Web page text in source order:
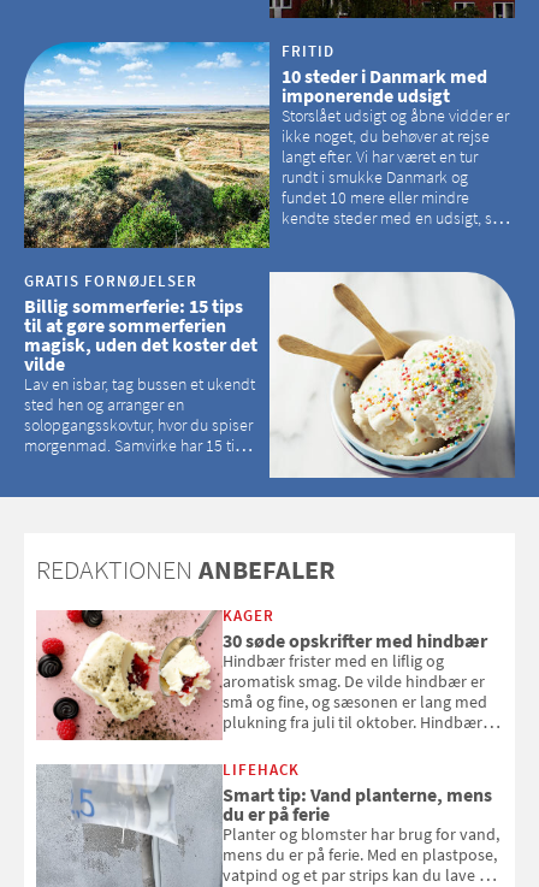
hvilke kirker, der er en omvej værd
FRITID
10 steder i Danmark med
imponerende udsigt
Storslået udsigt og åbne vidder er
ikke noget, du behøver at rejse
langt efter. Vi har været en tur
rundt i smukke Danmark og
fundet 10 mere eller mindre
kendte steder med en udsigt, som
GRATIS FORNØJELSER
Billig sommerferie: 15 tips
til at gøre sommerferien
magisk, uden det koster det
vilde
Lav en isbar, tag bussen et ukendt
sted hen og arranger en
solopgangsskovtur, hvor du spiser
morgenmad. Samvirke har 15 tips
REDAKTIONEN ANBEFALER
KAGER
30 søde opskrifter med hindbær
Hindbær frister med en liflig og
aromatisk smag. De vilde hindbær er
små og fine, og sæsonen er lang med
plukning fra juli til oktober. Hindbær
kan bruge dine hindbær i alt fra
bagværk og salater til is og syltning.
LIFEHACK
Smart tip: Vand planterne, mens
du er på ferie
Planter og blomster har brug for vand,
mens du er på ferie. Med en plastpose,
vatpind og et par strips kan du lave dit